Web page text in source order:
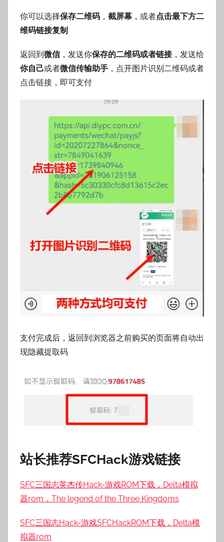
你可以选择保存二维码 ， 截屏幕 ，或者点击最下方二
维码链接复制
返回到微信，发送你保存的二维码或者链接，发送给
你自己或者微信传输助手 ，点开图片识别二维码或者
点击链接，即可支付
支付完成后，返回到浏览器之前购买的页面将自动出
现隐藏提取码
站长推荐SFCHack游戏链接
SFC三国志英杰传Hack-游戏ROM下载，Delta模拟
器rom，The legend of the Three Kingdoms
SFC三国志Hack-游戏SFCHackROM下载，Delta模
拟器rom